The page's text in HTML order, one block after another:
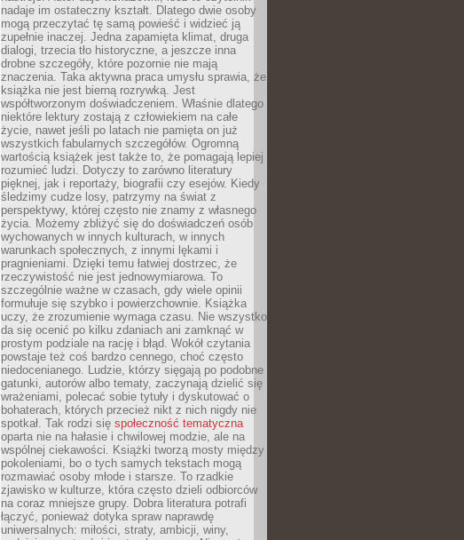
nadaje im ostateczny kształt. Dlatego dwie osoby
mogą przeczytać tę samą powieść i widzieć ją
zupełnie inaczej. Jedna zapamięta klimat, druga
dialogi, trzecia tło historyczne, a jeszcze inna
drobne szczegóły, które pozornie nie mają
znaczenia. Taka aktywna praca umysłu sprawia, że
książka nie jest bierną rozrywką. Jest
współtworzonym doświadczeniem. Właśnie dlatego
niektóre lektury zostają z człowiekiem na całe
życie, nawet jeśli po latach nie pamięta on już
wszystkich fabularnych szczegółów. Ogromną
wartością książek jest także to, że pomagają lepiej
rozumieć ludzi. Dotyczy to zarówno literatury
pięknej, jak i reportaży, biografii czy esejów. Kiedy
śledzimy cudze losy, patrzymy na świat z
perspektywy, której często nie znamy z własnego
życia. Możemy zbliżyć się do doświadczeń osób
wychowanych w innych kulturach, w innych
warunkach społecznych, z innymi lękami i
pragnieniami. Dzięki temu łatwiej dostrzec, że
rzeczywistość nie jest jednowymiarowa. To
szczególnie ważne w czasach, gdy wiele opinii
formułuje się szybko i powierzchownie. Książka
uczy, że zrozumienie wymaga czasu. Nie wszystko
da się ocenić po kilku zdaniach ani zamknąć w
prostym podziale na rację i błąd. Wokół czytania
powstaje też coś bardzo cennego, choć często
niedocenianego. Ludzie, którzy sięgają po podobne
gatunki, autorów albo tematy, zaczynają dzielić się
wrażeniami, polecać sobie tytuły i dyskutować o
bohaterach, których przecież nikt z nich nigdy nie
spotkał. Tak rodzi się społeczność tematyczna
oparta nie na hałasie i chwilowej modzie, ale na
wspólnej ciekawości. Książki tworzą mosty między
pokoleniami, bo o tych samych tekstach mogą
rozmawiać osoby młode i starsze. To rzadkie
zjawisko w kulturze, która często dzieli odbiorców
na coraz mniejsze grupy. Dobra literatura potrafi
łączyć, ponieważ dotyka spraw naprawdę
uniwersalnych: miłości, straty, ambicji, winy,